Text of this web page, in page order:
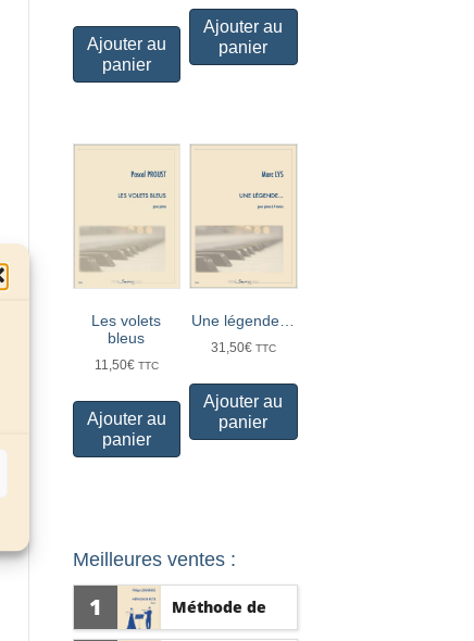
Ajouter au
panier
Ajouter au
panier
Les volets
bleus
11,50€ TTC
Ajouter au
panier
Une légende…
31,50€ TTC
Ajouter au
panier
Meilleures ventes :
1 Méthode de